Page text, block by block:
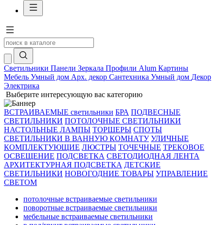
Светильники Панели Зеркала Профили Alum Картины
Мебель Умный дом Арх. декор Сантехника Умный дом Декор
Электрика
Выберите интересующую вас категорию
ВСТРАИВАЕМЫЕ светильники БРА ПОДВЕСНЫЕ
СВЕТИЛЬНИКИ ПОТОЛОЧНЫЕ СВЕТИЛЬНИКИ
НАСТОЛЬНЫЕ ЛАМПЫ ТОРШЕРЫ СПОТЫ
СВЕТИЛЬНИКИ В ВАННУЮ КОМНАТУ УЛИЧНЫЕ
КОМПЛЕКТУЮЩИЕ ЛЮСТРЫ ТОЧЕЧНЫЕ ТРЕКОВОЕ
ОСВЕЩЕНИЕ ПОДСВЕТКА СВЕТОДИОДНАЯ ЛЕНТА
АРХИТЕКТУРНАЯ ПОДСВЕТКА ДЕТСКИЕ
СВЕТИЛЬНИКИ НОВОГОДНИЕ ТОВАРЫ УПРАВЛЕНИЕ
СВЕТОМ
потолочные встраиваемые светильники
поворотные встраиваемые светильники
мебельные встраиваемые светильники